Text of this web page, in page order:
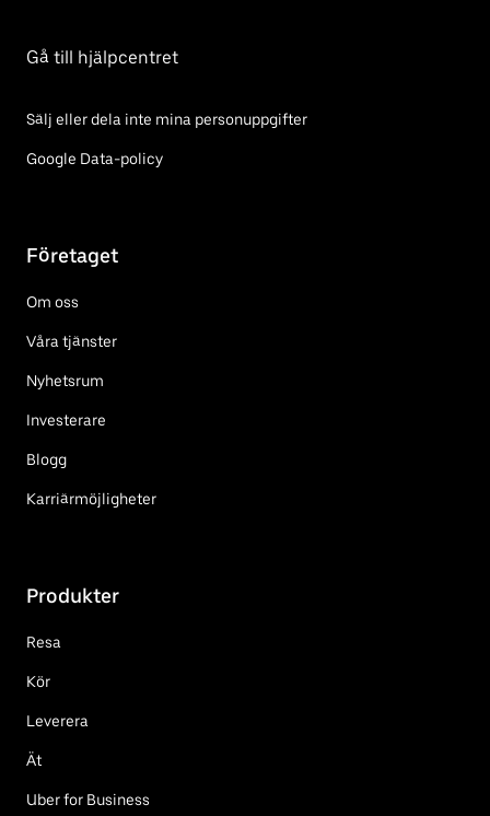
Gå till hjälpcentret
Sälj eller dela inte mina personuppgifter
Google Data-policy
Företaget
Om oss
Våra tjänster
Nyhetsrum
Investerare
Blogg
Karriärmöjligheter
Produkter
Resa
Kör
Leverera
Ät
Uber for Business